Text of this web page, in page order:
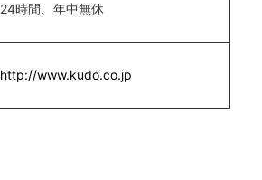
24時間、年中無休
http://www.kudo.co.jp